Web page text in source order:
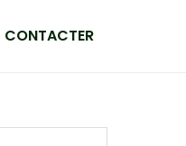
CONTACTER